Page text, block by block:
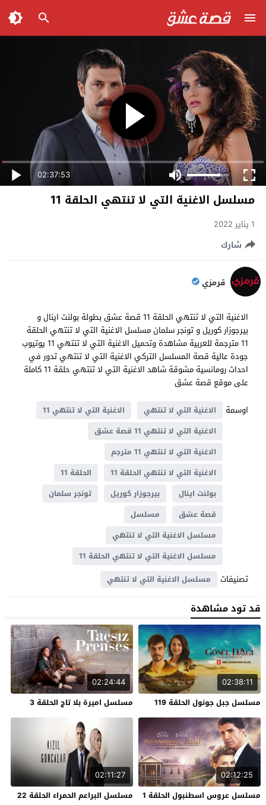
02:37:53
مسلسل الاغنية التي لا تنتهي الحلقة 11
1 يناير 2022
شارك
قرمزي
الاغنية التي لا تنتهي الحلقة 11 قصة عشق بطولة بولنت اينال و
بيرجوزار كوريل و تونجر سلمان مسلسل الاغنية التي لا تنتهي الحلقة
11 مترجمة للعربية مشاهدة وتحميل الاغنية التي لا تنتهي 11 يوتيوب
جودة عالية قصة المسلسل التركي الاغنية التي لا تنتهي تدور في
احداث ​​رومانسية مشوقة شاهد الاغنية التي لا تنتهي حلقة 11 كاملة
على موقع قصة عشق
اوسمة
الاغنية التي لا تنتهي
الاغنية التي لا تنتهي 11
الاغنية التي لا تنتهي 11 قصة عشق
الاغنية التي لا تنتهي 11 مترجم
الاغنية التي لا تنتهي الحلقة 11
الحلقة 11
بولنت اينال
بيرجوزار كوريل
تونجر سلمان
قصة عشق
مسلسل
مسلسل الاغنية التي لا تنتهي
مسلسل الاغنية التي لا تنتهي الحلقة 11
تصنيفات مسلسل الاغنية التي لا تنتهي
قد تود مشاهدة
02:38:11
مسلسل جبل جونول الحلقة 119
02:24:44
مسلسل اميرة بلا تاج الحلقة 3
02:12:25
مسلسل عروس اسطنبول الحلقة 1
02:11:27
مسلسل البراعم الحمراء الحلقة 22